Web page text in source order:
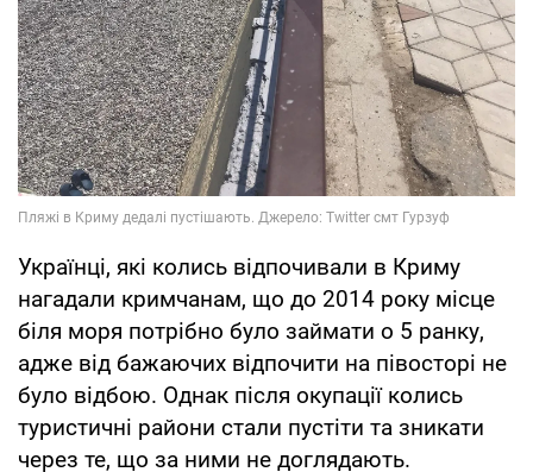
Українці, які колись відпочивали в Криму
нагадали кримчанам, що до 2014 року місце
біля моря потрібно було займати о 5 ранку,
адже від бажаючих відпочити на півосторі не
було відбою. Однак після окупації колись
туристичні райони стали пустіти та зникати
через те, що за ними не доглядають.